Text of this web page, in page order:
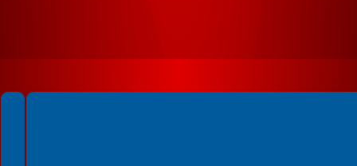
Spełniamy standardy WCAG 2.2
Spełniamy standardy W3C